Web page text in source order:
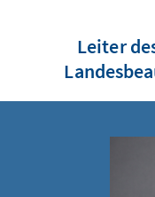
Leiter